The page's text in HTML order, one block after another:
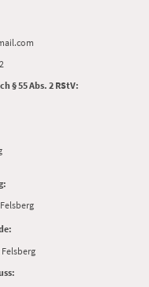
§ 55 Abs. 2 RStV: